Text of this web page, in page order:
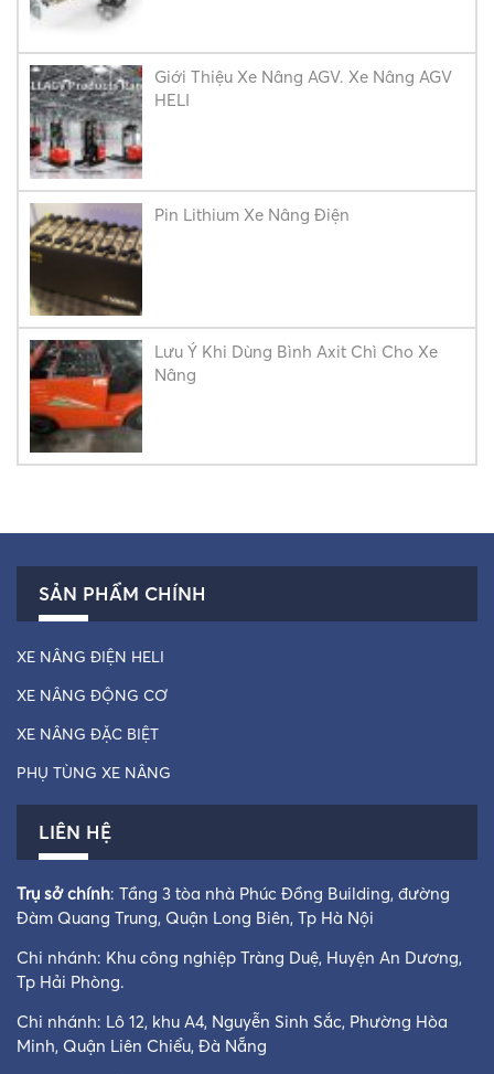
Giới Thiệu Xe Nâng AGV. Xe Nâng AGV
HELI
Pin Lithium Xe Nâng Điện
Lưu Ý Khi Dùng Bình Axit Chì Cho Xe
Nâng
SẢN PHẨM CHÍNH
XE NÂNG ĐIỆN HELI
XE NÂNG ĐỘNG CƠ
XE NÂNG ĐẶC BIỆT
PHỤ TÙNG XE NÂNG
LIÊN HỆ
Trụ sở chính: Tầng 3 tòa nhà Phúc Đồng Building, đường
Đàm Quang Trung, Quận Long Biên, Tp Hà Nội
Chi nhánh: Khu công nghiệp Tràng Duệ, Huyện An Dương,
Tp Hải Phòng.
Chi nhánh: Lô 12, khu A4, Nguyễn Sinh Sắc, Phường Hòa
Minh, Quận Liên Chiểu, Đà Nẵng